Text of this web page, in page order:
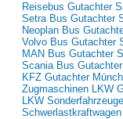
Reisebus Gutachter
Setra Bus Gutachter
Neoplan Bus
Volvo Bus Gutachter
MAN Bus Gutachter
Scania Bus
KFZ Gutachter
Zugmaschinen LKW
LKW